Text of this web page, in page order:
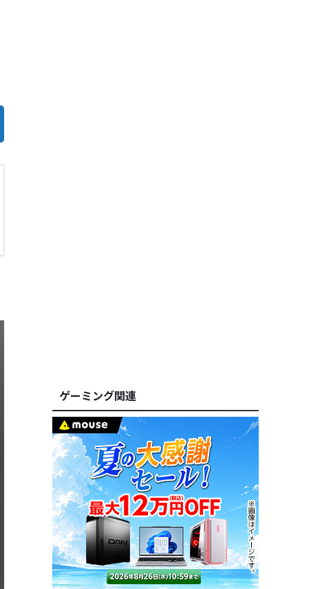
ゲーミング関連